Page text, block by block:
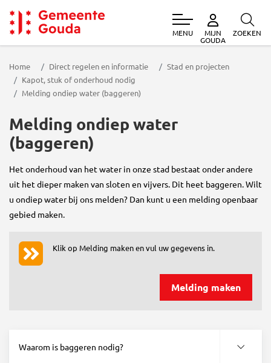
Gemeente Gouda
MENU MIJN
GOUDA
ZOEKEN
Home Direct regelen en informatie
Stad en projecten
Kapot, stuk of onderhoud nodig
Melding ondiep water (baggeren)
Melding ondiep water
(baggeren)
Het onderhoud van het water in onze stad bestaat onder andere
uit het dieper maken van sloten en vijvers. Dit heet baggeren. Wilt
u ondiep water bij ons melden? Dan kunt u een melding openbaar
gebied maken.
Klik op Melding maken en vul uw gegevens in.
Melding maken
Waarom is baggeren nodig?